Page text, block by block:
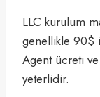
LLC kurulum
genellikle 90$
Agent ücreti
yeterlidir.